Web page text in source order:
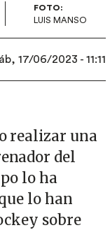
FOTO:
LUIS MANSO
17/06/2023 - 11:11
realizar una
del
lo ha
lo han
sobre